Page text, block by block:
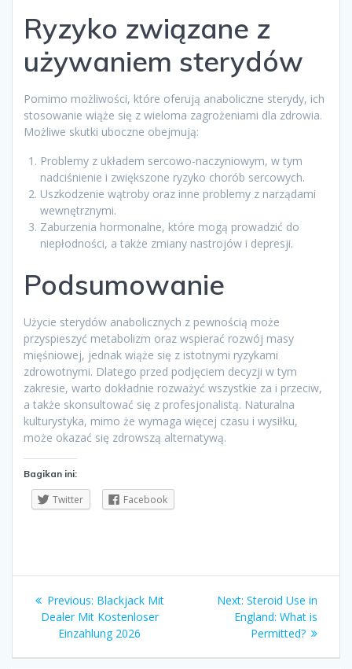
Ryzyko związane z
używaniem sterydów
Pomimo możliwości, które oferują anaboliczne sterydy, ich
stosowanie wiąże się z wieloma zagrożeniami dla zdrowia.
Możliwe skutki uboczne obejmują:
Problemy z układem sercowo-naczyniowym, w tym
nadciśnienie i zwiększone ryzyko chorób sercowych.
Uszkodzenie wątroby oraz inne problemy z narządami
wewnętrznymi.
Zaburzenia hormonalne, które mogą prowadzić do
niepłodności, a także zmiany nastrojów i depresji.
Podsumowanie
Użycie sterydów anabolicznych z pewnością może
przyspieszyć metabolizm oraz wspierać rozwój masy
mięśniowej, jednak wiąże się z istotnymi ryzykami
zdrowotnymi. Dlatego przed podjęciem decyzji w tym
zakresie, warto dokładnie rozważyć wszystkie za i przeciw,
a także skonsultować się z profesjonalistą. Naturalna
kulturystyka, mimo że wymaga więcej czasu i wysiłku,
może okazać się zdrowszą alternatywą.
Bagikan ini:
Twitter Facebook
Navigasi
pos
Previous: Previous
post:
Blackjack Mit
Dealer Mit Kostenloser
Einzahlung 2026
Next: Next
post:
Steroid Use in
England: What is
Permitted?